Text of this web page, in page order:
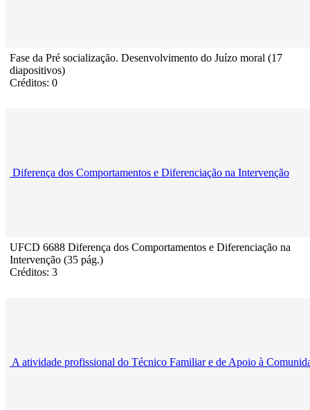
Fase da Pré socialização. Desenvolvimento do Juízo moral (17
diapositivos)
Créditos: 0
Diferença dos Comportamentos e Diferenciação na Intervenção
UFCD 6688 Diferença dos Comportamentos e Diferenciação na
Intervenção (35 pág.)
Créditos: 3
A atividade profissional do Técnico Familiar e de Apoio à